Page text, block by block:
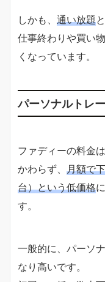
しかも、 通い放題
仕事終わりや買い
くなっています。
パーソナルトレ
ファディーの料金
かわらず、 月額で
台）という低価格
す。
一般的に、パーソ
なり高いです。